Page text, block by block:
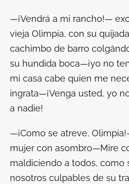
—¡Vendrá a mi rancho!—
vieja Olimpia, con su
cachimbo de barro
su hundida boca—¡yo no
mi casa cabe quien me
ingrata—¡Venga usted, yo
a nadie!
—¡Como se atreve,
mujer con asombro—Mire
maldiciendo a todos, como
nosotros culpables de su